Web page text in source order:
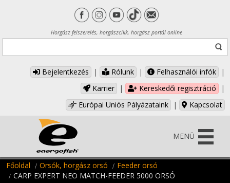
Horgász felszerelés, horgászcikk, horgász portál online
Bejelentkezés | Rólunk | Felhasználói infók
|
Karrier
| Kereskedői regisztráció
|
Európai Uniós Pályázataink
| Kapcsolat
MENÜ
Főoldal Orsók, horgász orsó
Feeder orsó
CARP EXPERT NEO MATCH-FEEDER 5000 ORSÓ